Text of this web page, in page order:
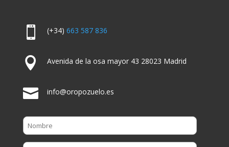
 (+34) 663 587 836
 Avenida de la osa mayor 43 28023 Madrid
 info@oropozuelo.es